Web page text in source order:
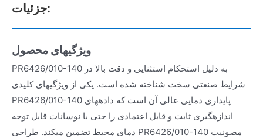
جزئیات:
ویژگیهای محصول
PR6426/010-140 به دلیل استحکام استثنایی و دقت بالا در
شرایط صنعتی سخت شناخته شده است. یکی از ویژگیهای کلیدی
PR6426/010-140 پایداری دمایی عالی آن است که دادههای
اندازهگیری ثابت و قابل اعتمادی را حتی با نوسانات قابل توجه
دمای محیط تضمین میکند. طراحی PR6426/010-140 مصونیت